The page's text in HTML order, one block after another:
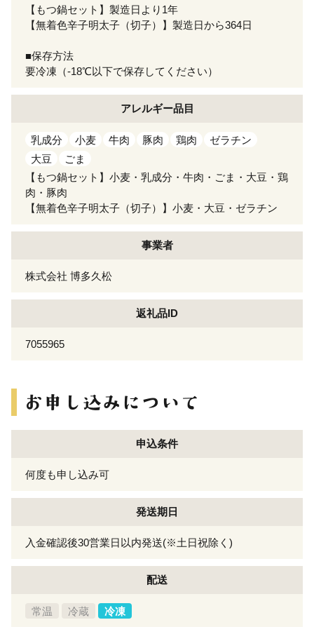
【もつ鍋セット】製造日より1年
【無着色辛子明太子（切子）】製造日から364日
■保存方法
要冷凍（-18℃以下で保存してください）
アレルギー品目
乳成分 小麦 牛肉 豚肉 鶏肉
ゼラチン
大豆
ごま
【もつ鍋セット】小麦・乳成分・牛肉・ごま・大豆・鶏
肉・豚肉
【無着色辛子明太子（切子）】小麦・大豆・ゼラチン
事業者
株式会社 博多久松
返礼品ID
7055965
申込条件
何度も申し込み可
発送期日
入金確認後30営業日以内発送(※土日祝除く)
配送
常温 冷蔵 冷凍